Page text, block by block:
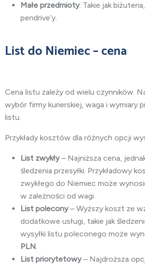
Małe przedmioty: Takie jak
pendrive’y.
List do Niemiec – cena
Cena listu zależy od wielu czynników.
wybór firmy kurierskiej, waga i wymiary
listu.
Przykłady kosztów dla różnych opcji
List zwykły– Najniższa cena,
śledzenia przesyłki. Przykładowy
zwykłego do Niemiec może
w zależności od wagi.
List polecony– Wyższy koszt ze
dodatkowe usługi, takie jak
wysyłki listu poleconego może
PLN.
List priorytetowy– Najdroższa